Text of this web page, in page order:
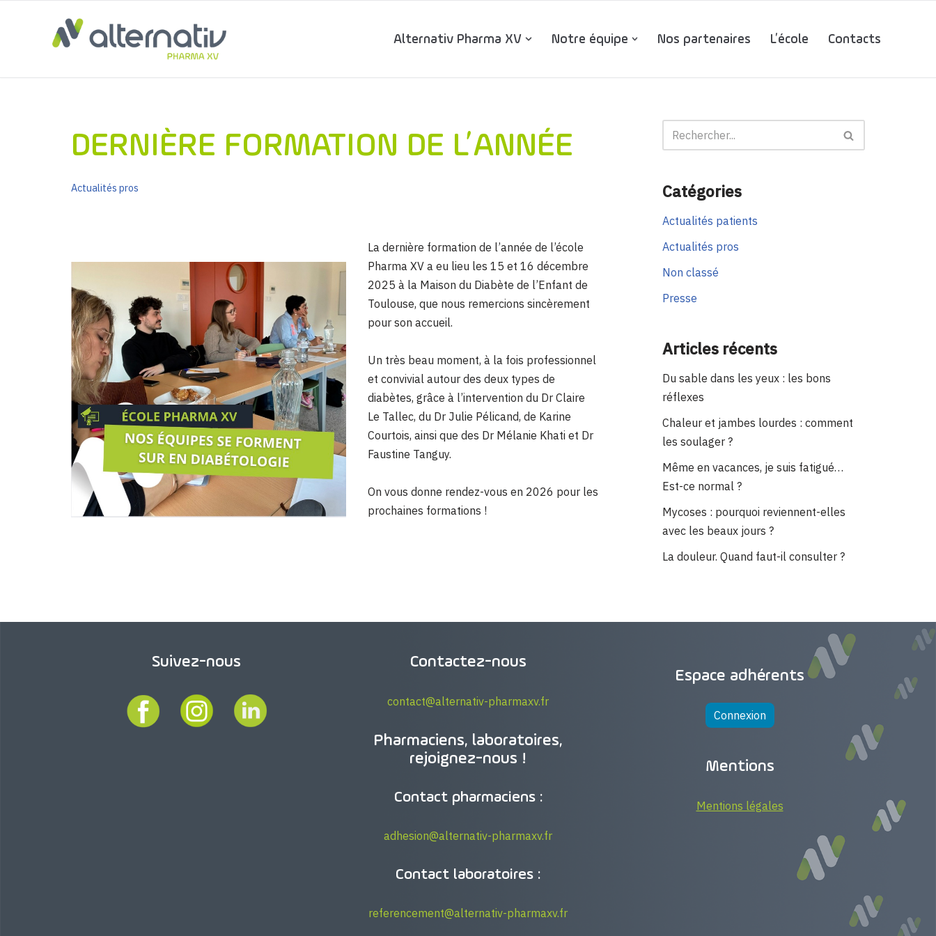
contenu
Alternativ Pharma XV Notre équipe Nos partenaires L’école Contacts
DERNIÈRE FORMATION DE L’ANNÉE
Actualités pros
La dernière formation de l’année de l’école
Pharma XV a eu lieu les 15 et 16 décembre
2025 à la Maison du Diabète de l’Enfant de
Toulouse, que nous remercions sincèrement
pour son accueil.
Un très beau moment, à la fois professionnel
et convivial autour des deux types de
diabètes, grâce à l’intervention du Dr Claire
Le Tallec, du Dr Julie Pélicand, de Karine
Courtois, ainsi que des Dr Mélanie Khati et Dr
Faustine Tanguy.
On vous donne rendez-vous en 2026 pour les
prochaines formations !
Catégories
Actualités patients
Actualités pros
Non classé
Presse
Articles récents
Du sable dans les yeux : les bons
réflexes
Chaleur et jambes lourdes : comment
les soulager ?
Même en vacances, je suis fatigué…
Est-ce normal ?
Mycoses : pourquoi reviennent-elles
avec les beaux jours ?
La douleur. Quand faut-il consulter ?
Suivez-nous Contactez-nous
contact@alternativ-pharmaxv.fr
Pharmaciens, laboratoires,
rejoignez-nous !
Contact pharmaciens :
adhesion@alternativ-pharmaxv.fr
Contact laboratoires :
referencement@alternativ-pharmaxv.fr
Espace adhérents
Connexion
Mentions
Mentions légales